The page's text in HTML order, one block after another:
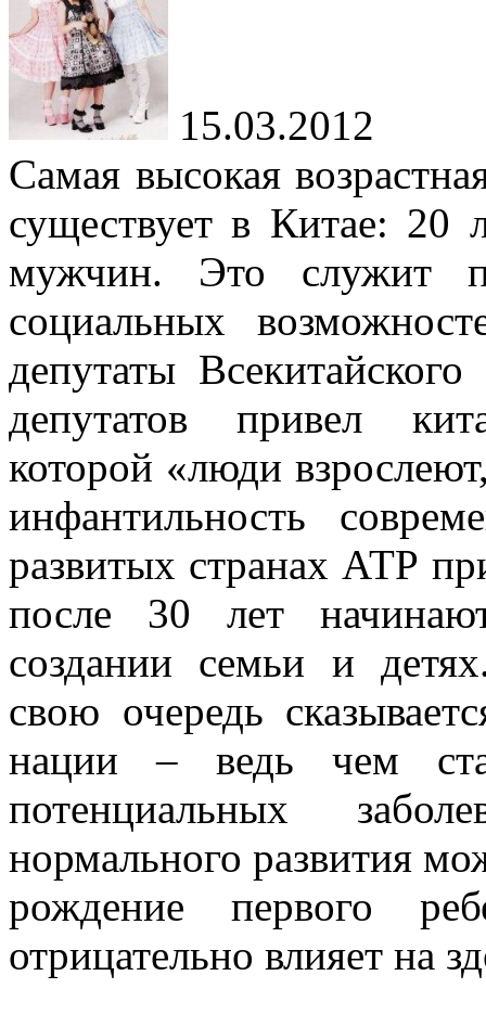
15.03.2012
Самая высокая
существует в Китае:
мужчин. Это служит
социальных
депутаты
депутатов привел
которой «люди
инфантильность
развитых странах АТР
после 30 лет
создании семьи и
свою очередь
нации – ведь чем
потенциальных
нормального развития
рождение первого
отрицательно влияет на